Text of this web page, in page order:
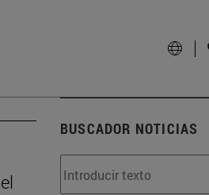
BUSCADOR NOTICIAS